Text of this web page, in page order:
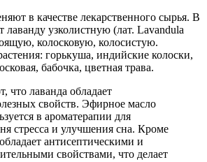
в качестве лекарственного сырья. В
узколистную (лат. Lavandula
колосковую, колосистую.
горькуша, индийские колоски,
бабочка, цветная трава.
что лаванда обладает
свойств. Эфирное масло
в ароматерапии для
стресса и улучшения сна. Кроме
антисептическими и
свойствами, что делает